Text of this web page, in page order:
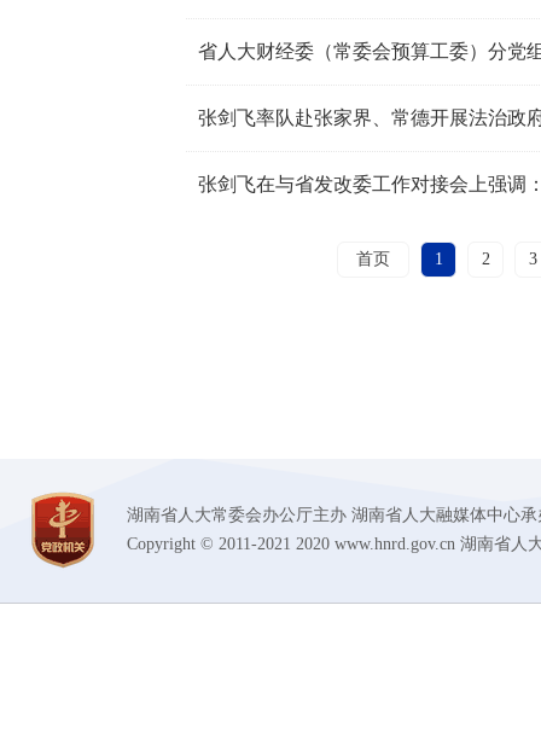
张剑飞率队赴张家界、常德开展法治政
首页 1 2 3
湖南省人大常委会办公厅主办 湖南省人大融媒体中心
Copyright © 2011-2021 2020 www.hnrd.gov.cn 湖南省